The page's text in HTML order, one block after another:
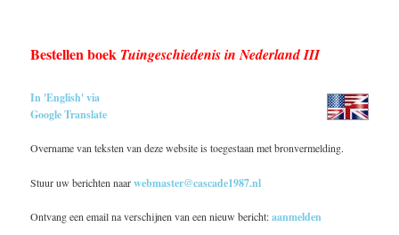
Bestellen boek Tuingeschiedenis in Nederland III
In 'English' via
Google Translate
Overname van teksten van deze website is toegestaan met bronvermelding.
Stuur uw berichten naarwebmaster@cascade1987.nl
Ontvang een email na verschijnen van een nieuw bericht:aanmelden